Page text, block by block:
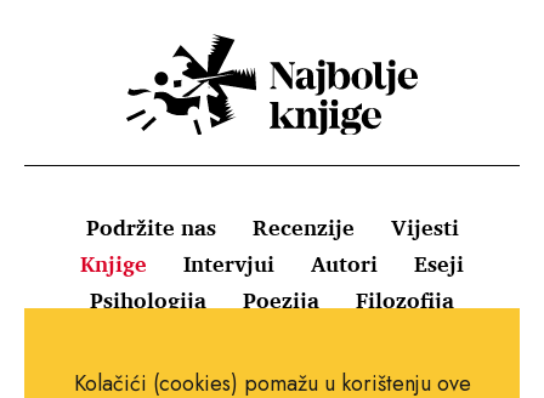
Podržite nas Recenzije
Vijesti
Knjige
Intervjui Autori
Eseji
Psihologija
Poezija Filozofija
Uvjeti korištenja
Pravila o kolačićima
Kolačići (cookies) pomažu u korištenju ove